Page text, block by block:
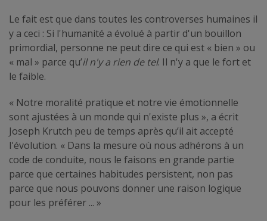
Le fait est que dans toutes les controverses humaines il
y a ceci : Si l'humanité a évolué à partir d'un bouillon
primordial, personne ne peut dire ce qui est « bien » ou
« mal » parce qu’il n'y a rien de tel. Il n'y a que le fort et
le faible.
« Notre moralité pratique et notre vie émotionnelle
sont ajustées à un monde qui n'existe plus », a écrit
Joseph Krutch peu de temps après qu’il ait accepté
l'évolution. « Dans la mesure où nous adhérons à un
code de conduite, nous le faisons en grande partie
parce que certaines habitudes persistent, non pas
parce que nous pouvons donner une raison logique
pour les préférer ... »